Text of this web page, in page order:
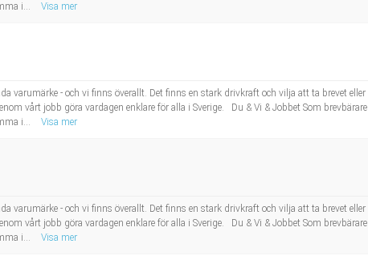
i...
Visa mer
varumärke - och vi finns överallt. Det finns en stark drivkraft och vilja att ta brevet eller
vårt jobb göra vardagen enklare för alla i Sverige. Du & Vi & Jobbet Som brevbärare
i...
Visa mer
varumärke - och vi finns överallt. Det finns en stark drivkraft och vilja att ta brevet eller
vårt jobb göra vardagen enklare för alla i Sverige. Du & Vi & Jobbet Som brevbärare
i...
Visa mer